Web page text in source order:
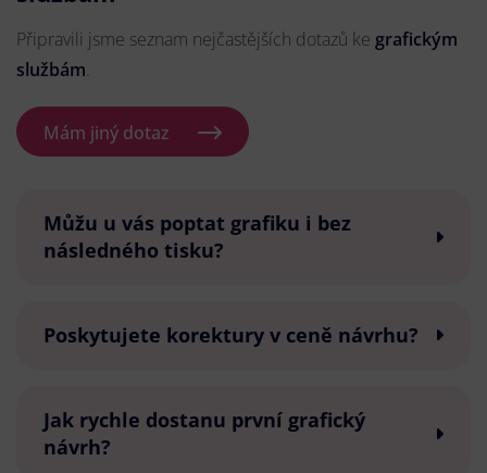
Připravili jsme seznam nejčastějších dotazů ke grafickým
službám.
Mám jiný dotaz
Můžu u vás poptat grafiku i bez
následného tisku?
Poskytujete korektury v ceně návrhu?
Jak rychle dostanu první grafický
návrh?